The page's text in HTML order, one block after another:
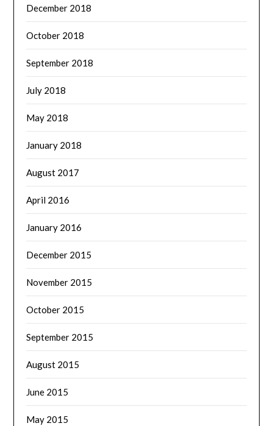
December 2018
October 2018
September 2018
July 2018
May 2018
January 2018
August 2017
April 2016
January 2016
December 2015
November 2015
October 2015
September 2015
August 2015
June 2015
May 2015